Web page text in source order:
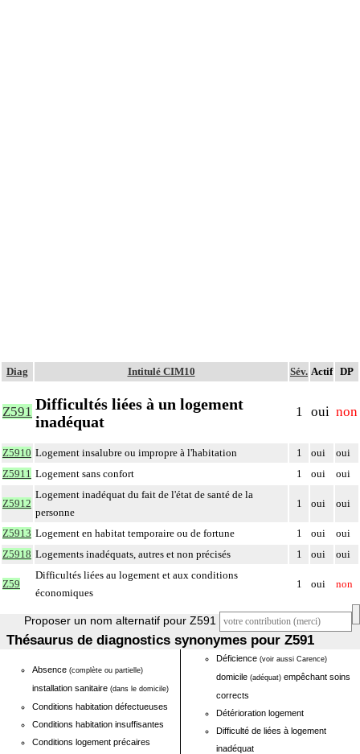
Diag Intitulé CIM10 Sév. Actif DP
Z591 Difficultés liées à un logement
inadéquat
1 oui non
Z5910 Logement insalubre ou impropre à l'habitation 1 oui
oui
Z5911 Logement sans confort 1 oui oui
Z5912
Logement inadéquat du fait de l'état de santé de la
personne
1 oui oui
Z5913 Logement en habitat temporaire ou de fortune 1 oui
oui
Z5918 Logements inadéquats, autres et non précisés 1 oui oui
Z59
Difficultés liées au logement et aux conditions
économiques
1 oui non
Proposer un nom alternatif pour Z591
Thésaurus de diagnostics synonymes pour Z591
Absence (complète ou partielle)
installation sanitaire (dans le domicile)
Conditions habitation défectueuses
Conditions habitation insuffisantes
Conditions logement précaires
Déficience (voir aussi Carence)
domicile (adéquat) empêchant soins
corrects
Détérioration logement
Difficulté de liées à logement
inadéquat